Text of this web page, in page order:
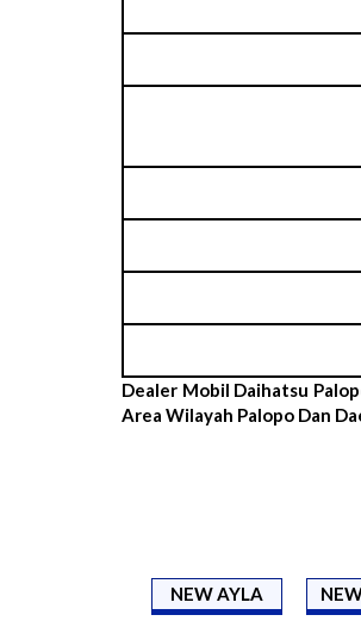
Dealer Mobil Daihatsu
Area Wilayah Palopo Dan
NEW AYLA